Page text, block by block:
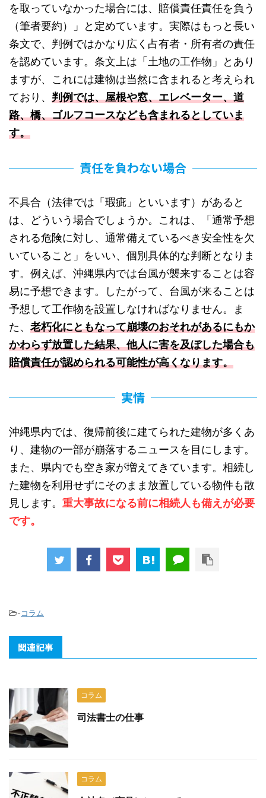
を取っていなかった場合には、賠償責任責任を負う
（筆者要約）」と定めています。実際はもっと長い
条文で、判例ではかなり広く占有者・所有者の責任
を認めています。条文上は「土地の工作物」とあり
ますが、これには建物は当然に含まれると考えられ
ており、 判例では、屋根や窓、エレベーター、道
路、橋、ゴルフコースなども含まれるとしていま
す。
責任を負わない場合
不具合（法律では「瑕疵」といいます）があると
は、どういう場合でしょうか。これは、「通常予想
される危険に対し、通常備えているべき安全性を欠
いていること」をいい、個別具体的な判断となりま
す。例えば、沖縄県内では台風が襲来することは容
易に予想できます。したがって、台風が来ることは
予想して工作物を設置しなければなりません。ま
た、 老朽化にともなって崩壊のおそれがあるにもか
かわらず放置した結果、他人に害を及ぼした場合も
賠償責任が認められる可能性が高くなります。
実情
沖縄県内では、復帰前後に建てられた建物が多くあ
り、建物の一部が崩落するニュースを目にします。
また、県内でも空き家が増えてきています。相続し
た建物を利用せずにそのまま放置している物件も散
見します。 重大事故になる前に相続人も備えが必要
です。
-コラム
関連記事
コラム
司法書士の仕事
コラム